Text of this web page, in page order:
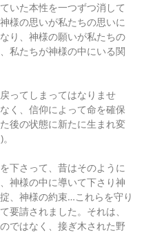
いた本性を一つずつ消して
様の思いが私たちの思いに
り、神様の願いが私たちの
私たちが神様の中にいる関
ってしまってはなりませ
く、信仰によって命を確保
後の状態に新たに生まれ変
下さって、昔はそのように
神様の中に導いて下さり神
、神様の約束…これらを守り
要請されました。それは、
ではなく、接ぎ木された野